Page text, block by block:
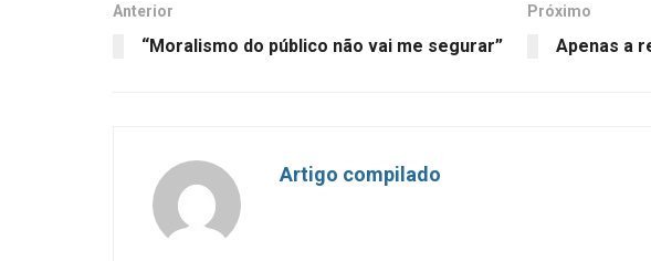
Anterior
“Moralismo do público não vai me segurar”
Próximo
Apenas a
Artigo compilado